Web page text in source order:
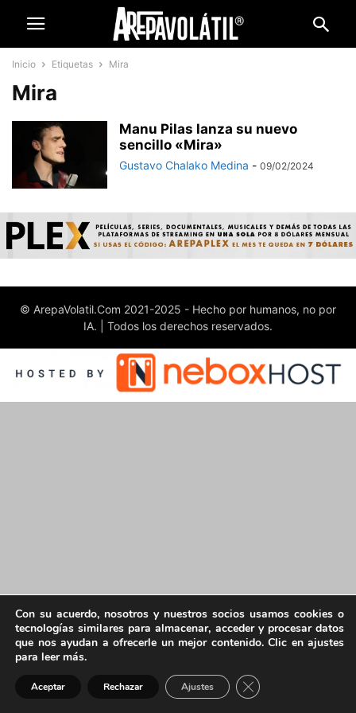
Inicio Etiquetas Mira
Mira
Manu Pilas lanza su nuevo
sencillo «Mira»
Gustavo Chalako Medina - 09/02/2024
© ArepaVolatil.Com 2021-2025 - Hecho por humanos, no por
IA. | Todos los derechos reservados.
Con su acuerdo, nosotros y nuestros socios usamos cookies o
tecnologías similares para almacenar, acceder y procesar datos
que nos ayudan a ofrecerle un mejor contenido. Clic en ajustes
para leer más.
Aceptar Rechazar Ajustes Cerrar el banner de